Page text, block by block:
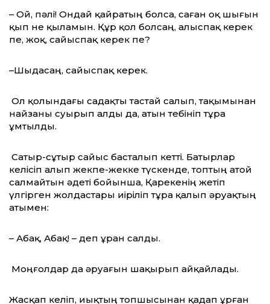
– Ой, пәлі! Ондай қайратың болса, саған оқ шығын
қып не қыламын. Құр қол болсаң, алыспақ керек
пе, жоқ, сайыспақ керек пе?
–Шыдасаң, сайыспақ керек.
Ол қолындағы садақты тастай салып, тақымынан
найзаны суырып алды да, атын тебініп тұра
ұмтылды.
Сатыр-сұтыр сайыс басталып кетті. Ба­тырлар
келісіп алып жекпе-жекке түскенде, топтың атой
салмайтын әдеті бойынша, Қарекенің жетіп
үлгірген жолдастары иіріліп тұра қалып әруақтың
атымен:
– Абақ, Абақ! – деп ұран салды.
Моңғолдар да әруағын шақырып айқайлады.
Жасқап келіп, иықтың топшысынан қадап ұрған